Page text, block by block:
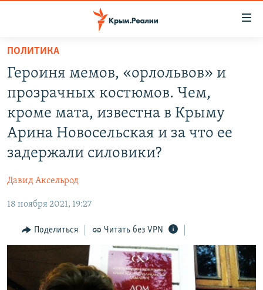
Вернуться
основному
содержанию
Вернутся
главной
навигации
Вернутся
СПЕЦПРОЕКТЫ
КАРТА ВОЕННЫХ ОБЪЕКТОВ КРЫМА
11 ЛЕТ ОККУПАЦИИ КРЫМА. 11 ИСТОРИЙ СОПРОТИВЛЕНИЯ
ВОДА
ИСТОРИЯ
ЕЩЕ
ТЕЛЕПРОЕКТ КРЫМ.РЕАЛИИ
СОВЕТЫ ПРАВОЗАЩИТНИКОВ
ПРОПАВШИЕ БЕЗ ВЕСТИ
ПОБЕДИТЕЛЕЙ НЕ СУДЯТ?
КАК ОБОЙТИ БЛОКИРОВКУ
ПРИСОЕДИНЯЙТЕСЬ!
ПОЛИТИКА
Героиня мемов, «орлольвов» и
прозрачных костюмов. Чем,
кроме мата, известна в Крыму
Арина Новосельская и за что ее
задержали силовики?
Давид Аксельрод
18 ноября 2021, 19:27
Поделиться Читать без VPN